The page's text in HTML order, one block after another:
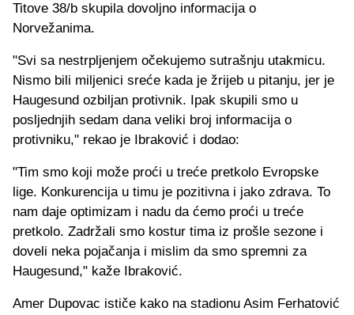
Titove 38/b skupila dovoljno informacija o
Norvežanima.
"Svi sa nestrpljenjem očekujemo sutrašnju utakmicu.
Nismo bili miljenici sreće kada je žrijeb u pitanju, jer je
Haugesund ozbiljan protivnik. Ipak skupili smo u
posljednjih sedam dana veliki broj informacija o
protivniku," rekao je Ibraković i dodao:
"Tim smo koji može proći u treće pretkolo Evropske
lige. Konkurencija u timu je pozitivna i jako zdrava. To
nam daje optimizam i nadu da ćemo proći u treće
pretkolo. Zadržali smo kostur tima iz prošle sezone i
doveli neka pojačanja i mislim da smo spremni za
Haugesund," kaže Ibraković.
Amer Dupovac ističe kako na stadionu Asim Ferhatović